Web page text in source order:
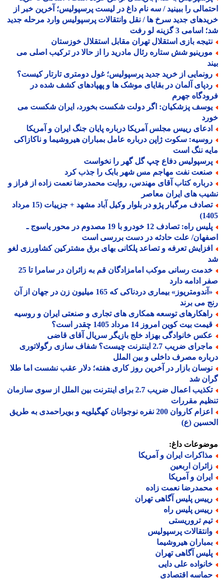
را ببینید / سه نام داغ در لیست پرسپولیس؛ آخرین خبر از
جدید سرخ ها / نقل وانتقالات پرسپولیس وارد مرحله جدید
3 گزینه لو رفت
بازی استقلال تهران مقابل استقلال خوزستان
شش ستاره رئال مادرید را از حالا در ترکیب اصلی می
از خرید جدید پرسپولیس؛ غول دومتری تارتار کیست؟
آلمان در بقایای موشک ها و پهپادهای کشف شده در
جهرم
پزشکیان: اگر دولت شکست بخورد، ایران شکست می
رییس مجلس آمریکا درباره پایان جنگ ایران و آمریکا
سکوت ژاپن درباره عامل بمباران هیروشیما و ناکازاکی
ننگ است
دفاع چپ گل گهر را نخواست
نفت مهاجم مس شهر بابک را جذب کرد
کتاب آقای مهندس، روایت محمدرضا نعمت زاده از فراز و
های ایران معاصر
تصادف مرگبار پژو در بلوار وکیل آباد مشهد + جزییات (15 مرداد
پلیس راه: تصادف 12 خودرو با 19 مصدوم در محور یاسوج ـ
علت حادثه در دست بررسی است
تعرفه و تصاعد پلکانی بهای برق مشترکین کشاورزی لغو
خدمت رسانی موکب امامزادگان قم به زائران در سامرا تا 25
ادامه دارد
«آندومتریوز» بیماری دردناکی که 165 میلیون زن در جهان از آن
می برند
توسعه همکاری های تجاری و صنعتی ایران و روسیه
بیت کوین امروز 14 مرداد 1405 چقدر است؟
خانوادگی بهزاد خلج بازیگر سریال آقای قاضی
ماجرای ضریب 2.7 اینترنت چیست؟ شفاف سازی رگولاتوری
مصرف داخلی و بین الملل
بازار در آخرین روز کاری هفته؛ دلار عقب نشست اما طلا
شد
تکذیب اعمال ضریب 2.7 برای اینترنت بین الملل از سوی سازمان
مقررات
اعزام کاروان 200 نفره نوجوانان کهگیلویه و بویراحمدی به طریق
(ع)
داغ:
ایران و آمریکا
اربعین
و آمریکا
نعمت زاده
پلیس آگاهی تهران
پلیس راه
تروریستی
پرسپولیس
هیروشیما
آگاهی تهران
علی دایی
اقتصادی